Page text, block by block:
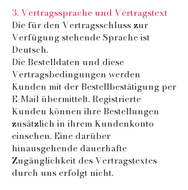
3. Vertragssprache und Vertragstext
Die für den Vertragsschluss zur
Verfügung stehende Sprache ist
Deutsch.
Die Bestelldaten und diese
Vertragsbedingungen werden
Kunden mit der Bestellbestätigung per
E-Mail übermittelt. Registrierte
Kunden können ihre Bestellungen
zusätzlich in ihrem Kundenkonto
einsehen. Eine darüber
hinausgehende dauerhafte
Zugänglichkeit des Vertragstextes
durch uns erfolgt nicht.